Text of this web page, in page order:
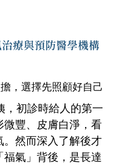
療與預防醫學機構
，選擇先照顧好自己
，初診時給人的第一
微豐、皮膚白淨，看
。然而深入了解後才
福氣」背後，是長達